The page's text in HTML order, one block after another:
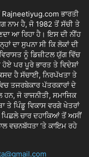
ਭਾਰਤੀ
ਨਾਮ ਹੈ, ਜੋ 1982 ਤੋਂ ਸੱਚੀ ਤੇ
ਆ ਰਿਹਾ ਹੈ। ਇਸ ਦੀ ਨੀਂਹ
ਦਾ ਸੁਪਨਾ ਸੀ ਕਿ ਲੋਕਾਂ ਦੀ
ਨੂੰ ਡਿਜ਼ੀਟਲ ਯੁੱਗ ਵਿੱਚ
ਪਰ ਪੂਰੇ ਭਾਰਤ ਤੇ ਵਿਦੇਸ਼ਾਂ
ਹੈ ਸੱਚਾਈ, ਨਿਰਪੱਖਤਾ ਤੇ
ਤਜਰਬੇਕਾਰ ਪੱਤਰਕਾਰਾਂ ਦੇ
ਜੋ ਰਾਜਨੀਤੀ, ਸਮਾਜਿਕ
ਪਿੰਡੂ ਵਿਕਾਸ ਵਰਗੇ ਖੇਤਰਾਂ
ਚਾਰ ਦਹਾਕਿਆਂ ਤੋਂ ਅਸੀਂ
ਵਚਨਬੱਧਤਾ ‘ਤੇ ਕਾਇਮ ਰਹੇ